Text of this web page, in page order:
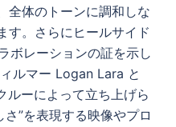
す
る
全体のトーンに調和しな
す。さらにヒールサイド
ボレーションの証を示し
ルマー Logan Lara と
ルーによって立ち上げら
”を表現する映像やプロ